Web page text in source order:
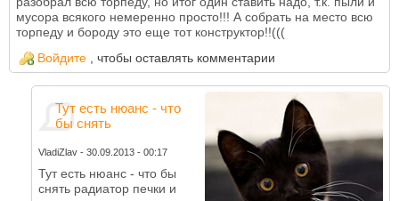
мусора всякого немеренно просто!!! А собрать на место всю
торпеду и бороду это еще тот конструктор!!(((
Войдите , чтобы оставлять комментарии
Тут есть нюанс - что
бы снять
VladiZlav- 30.09.2013 - 00:17
Тут есть нюанс - что бы
снять радиатор печки и